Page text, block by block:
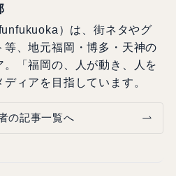
）は、街ネタやグ
等、地元福岡・博多・天神の
「福岡の、人が動き、人を
ィアを目指しています。
の記事一覧へ